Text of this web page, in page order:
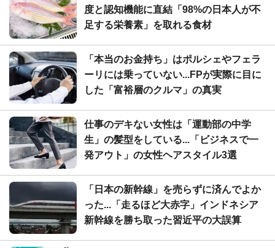
度と認知機能に直結「98%の日本人が不
足する栄養素」を取れる食材
「本当のお金持ち」はポルシェやフェラ
ーリには乗っていない...FPが実際に目に
した「富裕層のクルマ」の真実
仕事のデキない女性は「運動部の中学
生」の髪型をしている...「ビジネスで一
発アウト」の女性ヘアスタイル3選
「日本の新幹線」を売らずに済んでよか
った...「走るほど大赤字」インドネシア
新幹線を勝ち取った習近平の大誤算